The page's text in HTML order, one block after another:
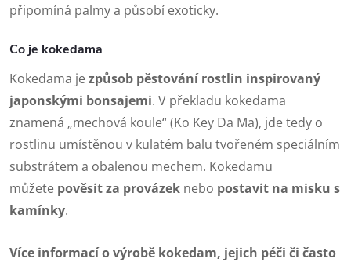
připomíná palmy a působí exoticky.
Co je kokedama
Kokedama jezpůsob pěstování rostlin inspirovaný
japonskými bonsajemi. V překladu kokedama
znamená „mechová koule“ (Ko Key Da Ma), jde tedy o
rostlinu umístěnou v kulatém balu tvořeném speciálním
substrátem a obalenou mechem. Kokedamu
můžete pověsit za provázek nebo postavit na misku s
kamínky.
Více informací o výrobě kokedam, jejich péči či často